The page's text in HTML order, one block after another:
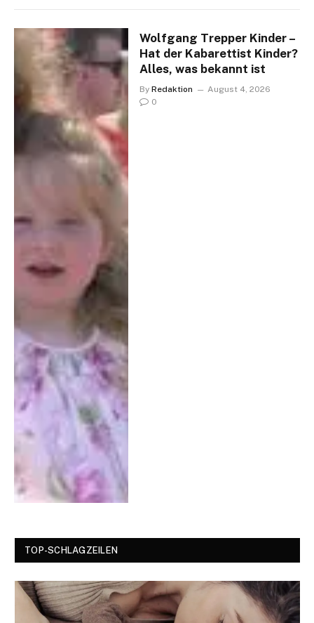
Wolfgang Trepper Kinder –
Hat der Kabarettist Kinder?
Alles, was bekannt ist
By Redaktion
August 4, 2026
0
TOP-SCHLAGZEILEN